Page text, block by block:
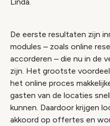
De eerste resultaten zijn
modules – zoals online
accorderen – die nu in de
zijn. Het grootste
het online proces
gasten van de locaties
kunnen. Daardoor krijgen
akkoord op offertes en